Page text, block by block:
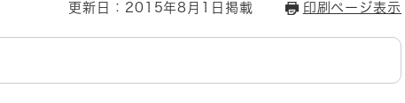
・ボラン
更新日：2015年8月1日掲載 印刷ページ表示